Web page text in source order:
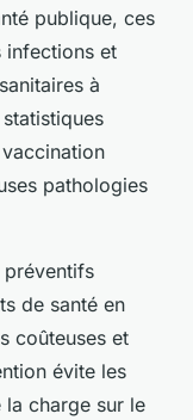
publique, ces
infections et
à
pathologies
préventifs
de santé en
coûteuses et
évite les
la charge sur le